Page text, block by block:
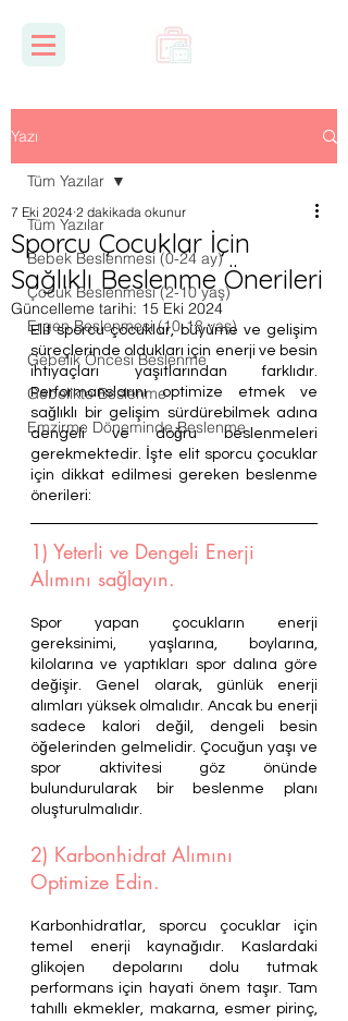
Yazı
Tüm Yazılar
Bebek Beslenmesi (0-24 ay)
Çocuk Beslenmesi (2-10 yaş)
Ergen Beslenmesi (10-18 yaş)
Gebelik Öncesi Beslenme
Gebelikte Beslenme
Emzirme Döneminde Beslenme
Tüm Yazılar
Sporcu Çocuklar İçin
Sağlıklı Beslenme Önerileri
7 Eki 2024 2 dakikada okunur
Güncelleme tarihi: 15 Eki 2024
Elit sporcu çocuklar, büyüme ve gelişim
süreçlerinde oldukları için enerji ve besin
ihtiyaçları yaşıtlarından farklıdır.
Performanslarını optimize etmek ve
sağlıklı bir gelişim sürdürebilmek adına
dengeli ve doğru beslenmeleri
gerekmektedir. İşte elit sporcu çocuklar
için dikkat edilmesi gereken beslenme
önerileri:
1) Yeterli ve Dengeli Enerji
Alımını sağlayın.
Spor yapan çocukların enerji
gereksinimi, yaşlarına, boylarına,
kilolarına ve yaptıkları spor dalına göre
değişir. Genel olarak, günlük enerji
alımları yüksek olmalıdır. Ancak bu enerji
sadece kalori değil, dengeli besin
öğelerinden gelmelidir. Çocuğun yaşı ve
spor aktivitesi göz önünde
bulundurularak bir beslenme planı
oluşturulmalıdır.
2) Karbonhidrat Alımını
Optimize Edin.
Karbonhidratlar, sporcu çocuklar için
temel enerji kaynağıdır. Kaslardaki
glikojen depolarını dolu tutmak
performans için hayati önem taşır. Tam
tahıllı ekmekler, makarna, esmer pirinç,